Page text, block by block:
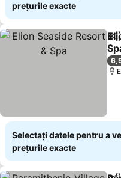
prețurile exacte
Selectați datele pentru a
prețurile exacte